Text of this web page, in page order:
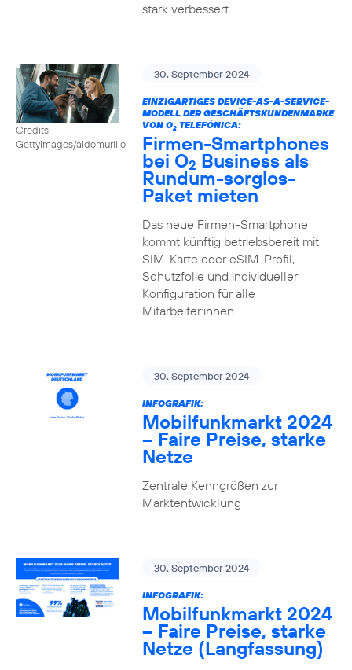
stark verbessert.
Credits:
Gettyimages/aldomurillo
30. September 2024
EINZIGARTIGES DEVICE-AS-A-SERVICE-
MODELL DER GESCHÄFTSKUNDENMARKE
VON O2TELEFÓNICA:
Firmen-Smartphones
bei O2 Business als
Rundum-sorglos-
Paket mieten
Das neue Firmen-Smartphone
kommt künftig betriebsbereit mit
SIM-Karte oder eSIM-Profil,
Schutzfolie und individueller
Konfiguration für alle
Mitarbeiter:innen.
30. September 2024
INFOGRAFIK:
Mobilfunkmarkt 2024
– Faire Preise, starke
Netze
Zentrale Kenngrößen zur
Marktentwicklung
30. September 2024
INFOGRAFIK:
Mobilfunkmarkt 2024
– Faire Preise, starke
Netze (Langfassung)